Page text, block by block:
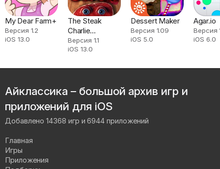
My Dear Farm+
Версия 1.2
iOS 13.0
The Steak
Charlie
Animations
Версия 1.1
iOS 13.0
Dessert Maker
Версия 1.09
iOS 5.0
Agar.io
Версия
iOS 6.0
Айклассика – большой архив игр и
приложений для iOS
Добавлено 14368 игр и 6944 приложений
Главная
Игры
Приложения